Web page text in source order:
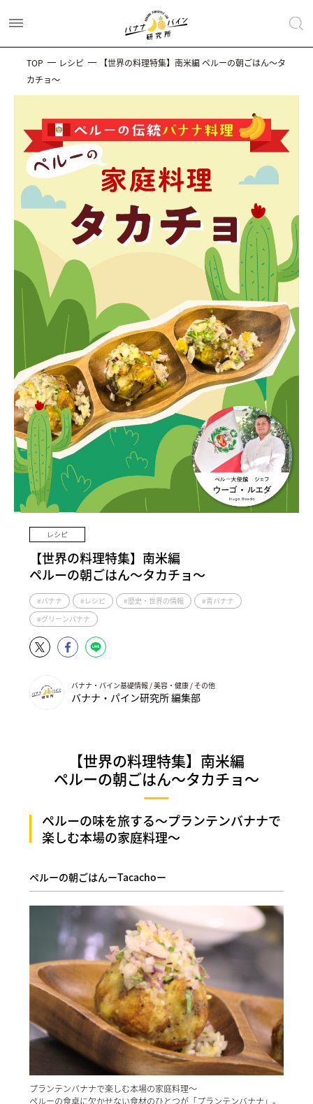
TOP レシピ
【世界の料理特集】南米編 ペルーの朝ごはん～タ
カチョ～
レシピ
【世界の料理特集】南米編
ペルーの朝ごはん～タカチョ～
#バナナ #レシピ #歴史・世界の情報
#青バナナ
#グリーンバナナ
バナナ・パイン基礎情報 / 美容・健康 / その他
バナナ・パイン研究所 編集部
【世界の料理特集】南米編
ペルーの朝ごはん～タカチョ～
ペルーの味を旅する～プランテンバナナで
楽しむ本場の家庭料理～
ペルーの朝ごはんーTacachoー
プランテンバナナで楽しむ本場の家庭料理～
ペルーの食卓に欠かせない食材のひとつが「プランテンバナナ」。